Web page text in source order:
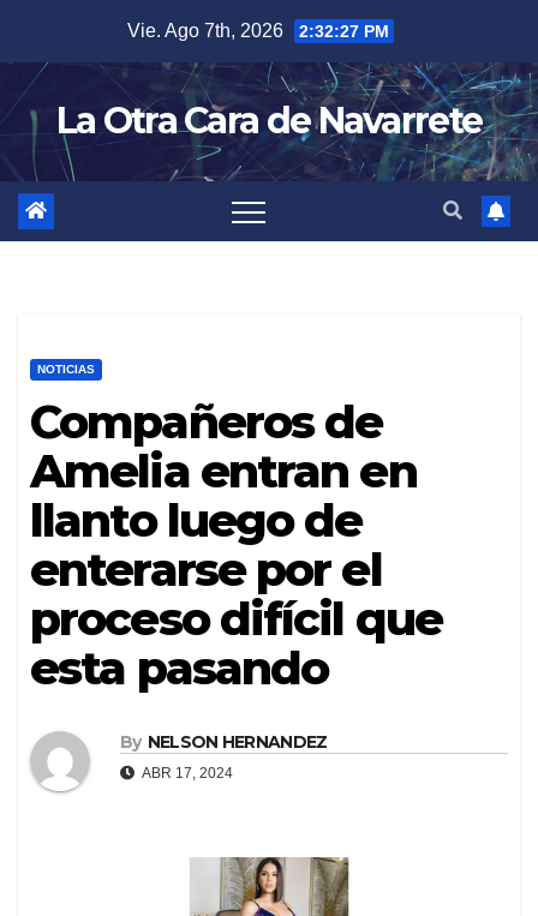
content
Vie. Ago 7th, 2026 2:32:28 PM
La Otra Cara de Navarrete
NOTICIAS
Compañeros de
Amelia entran en
llanto luego de
enterarse por el
proceso difícil que
esta pasando
By NELSON HERNANDEZ
ABR 17, 2024